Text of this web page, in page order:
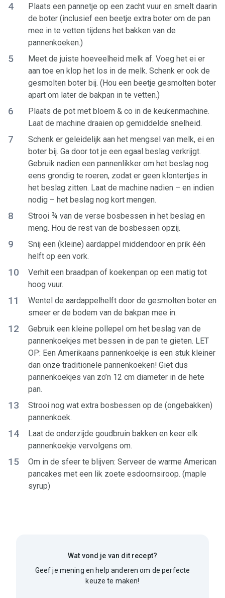
4
Plaats een pannetje op een zacht vuur en smelt daarin
de boter (inclusief een beetje extra boter om de pan
mee in te vetten tijdens het bakken van de
pannenkoeken.)
5
Meet de juiste hoeveelheid melk af. Voeg het ei er
aan toe en klop het los in de melk. Schenk er ook de
gesmolten boter bij. (Hou een beetje gesmolten boter
apart om later de bakpan in te vetten.)
6
Plaats de pot met bloem & co in de keukenmachine.
Laat de machine draaien op gemiddelde snelheid.
7
Schenk er geleidelijk aan het mengsel van melk, ei en
boter bij. Ga door tot je een egaal beslag verkrijgt.
Gebruik nadien een pannenlikker om het beslag nog
eens grondig te roeren, zodat er geen klontertjes in
het beslag zitten. Laat de machine nadien – en indien
nodig – het beslag nog kort mengen.
8
Strooi ¾ van de verse bosbessen in het beslag en
meng. Hou de rest van de bosbessen opzij.
9
Snij een (kleine) aardappel middendoor en prik één
helft op een vork.
10
Verhit een braadpan of koekenpan op een matig tot
hoog vuur.
11
Wentel de aardappelhelft door de gesmolten boter en
smeer er de bodem van de bakpan mee in.
12
Gebruik een kleine pollepel om het beslag van de
pannenkoekjes met bessen in de pan te gieten. LET
OP: Een Amerikaans pannenkoekje is een stuk kleiner
dan onze traditionele pannenkoeken! Giet dus
pannenkoekjes van zo’n 12 cm diameter in de hete
pan.
13
Strooi nog wat extra bosbessen op de (ongebakken)
pannenkoek.
14
Laat de onderzijde goudbruin bakken en keer elk
pannenkoekje vervolgens om.
15
Om in de sfeer te blijven: Serveer de warme American
pancakes met een lik zoete esdoornsiroop. (maple
syrup)
Wat vond je van dit recept?
Geef je mening en help anderen om de perfecte
keuze te maken!